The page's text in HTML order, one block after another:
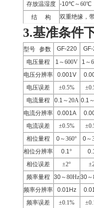
存放温湿度 -10℃～60℃
结
构 双重绝缘，
3.基准条件
型号 参数 GF-220
电压量程
1 ～600V 1 ～
电压分辨率
0.001V
电压误差
±0.5% ±
电流量程
0.1 ～20A 0.1
电流分辨率
0.001A
电流误差
±0.5% ±
相位量程
0～360° 0～
相位分辨率
0.1°
相位误差
±2° ±
频率量程
30～80Hz30～
频率分辨率
0.01Hz
频率误差
±0.1% ±